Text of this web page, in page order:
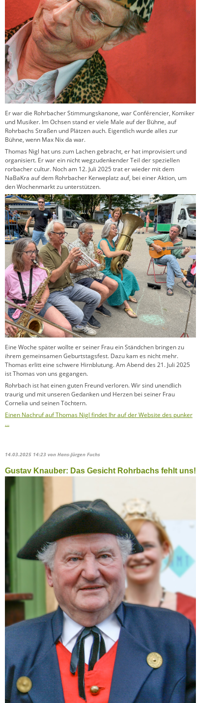
Er war die Rohrbacher Stimmungskanone, war Conférencier, Komiker
und Musiker. Im Ochsen stand er viele Male auf der Bühne, auf
Rohrbachs Straßen und Plätzen auch. Eigentlich wurde alles zur
Bühne, wenn Max Nix da war.
Thomas Nigl hat uns zum Lachen gebracht, er hat improvisiert und
organisiert. Er war ein nicht wegzudenkender Teil der speziellen
rorbacher cultur. Noch am 12. Juli 2025 trat er wieder mit dem
NaBaKra auf dem Rohrbacher Kerweplatz auf, bei einer Aktion, um
den Wochenmarkt zu unterstützen.
Eine Woche später wollte er seiner Frau ein Ständchen bringen zu
ihrem gemeinsamen Geburtstagsfest. Dazu kam es nicht mehr.
Thomas erlitt eine schwere Hirnblutung. Am Abend des 21. Juli 2025
ist Thomas von uns gegangen.
Rohrbach ist hat einen guten Freund verloren. Wir sind unendlich
traurig und mit unseren Gedanken und Herzen bei seiner Frau
Cornelia und seinen Töchtern.
Einen Nachruf auf Thomas Nigl findet Ihr auf der Website des punker
…
14.03.2025 14:23 von Hans-Jürgen Fuchs
Gustav Knauber: Das Gesicht Rohrbachs fehlt uns!